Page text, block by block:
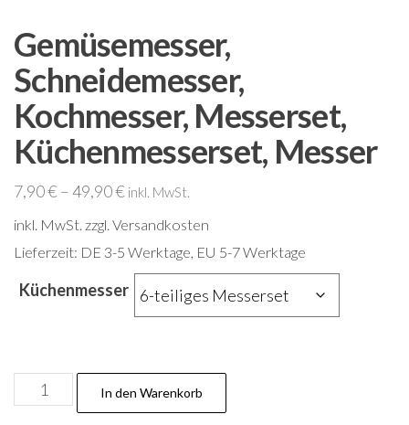
Gemüsemesser,
Schneidemesser,
Kochmesser, Messerset,
Küchenmesserset, Messer
7,90€–49,90€ inkl. MwSt.
inkl. MwSt. zzgl. Versandkosten
Lieferzeit: DE 3-5 Werktage, EU 5-7 Werktage
Küchenmesser
Gemüsemesser,
Schneidemesser,
In den Warenkorb